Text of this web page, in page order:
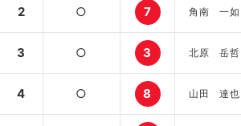
2 ○ 7 角南 一如
3 ○ 3 北原 岳哲
4 ○ 8 山田 達也